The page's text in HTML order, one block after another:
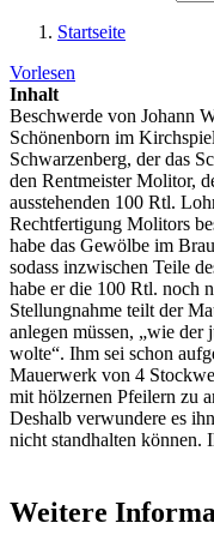
Startseite
Vorlesen
Inhalt
Beschwerde von Johann
Schönenborn im
Schwarzenberg, der das
den Rentmeister Molitor,
ausstehenden 100 Rtl.
Rechtfertigung Molitors
habe das Gewölbe im
sodass inzwischen Teile
habe er die 100 Rtl. noch
Stellungnahme teilt der
anlegen müssen, „wie der
wolte“. Ihm sei schon
Mauerwerk von 4
mit hölzernen Pfeilern zu
Deshalb verwundere es
nicht standhalten können.
Weitere